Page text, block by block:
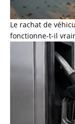
Le rachat de
fonctionne-t-il